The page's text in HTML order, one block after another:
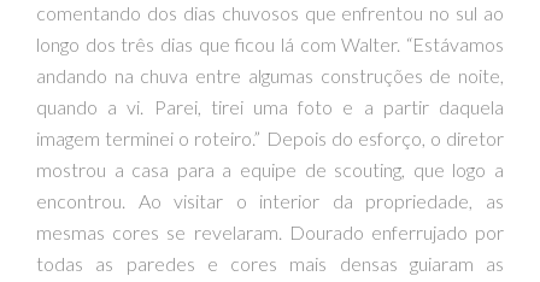
comentando dos dias chuvosos que enfrentou no sul ao
longo dos três dias que ficou lá com Walter. “Estávamos
andando na chuva entre algumas construções de noite,
quando a vi. Parei, tirei uma foto e a partir daquela
imagem terminei o roteiro.” Depois do esforço, o diretor
mostrou a casa para a equipe de scouting, que logo a
encontrou. Ao visitar o interior da propriedade, as
mesmas cores se revelaram. Dourado enferrujado por
todas as paredes e cores mais densas guiaram as